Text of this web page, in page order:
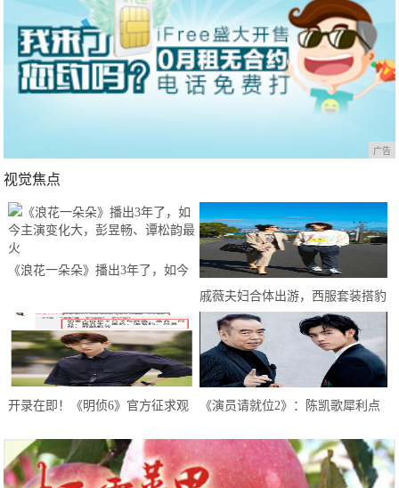
广告
视觉焦点
《浪花一朵朵》播出3年了，如今
戚薇夫妇合体出游，西服套装搭豹
纹衫野性十足，两人对视甜如初恋
开录在即！《明侦6》官方征求观
《演员请就位2》：陈凯歌犀利点